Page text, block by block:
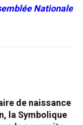
Nationale
de naissance
la Symbolique